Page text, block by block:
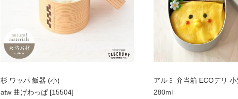
杉 ワッパ 飯器 (小)
atw 曲げわっぱ [15504]
アルミ 弁当箱 ECOデリ
280ml